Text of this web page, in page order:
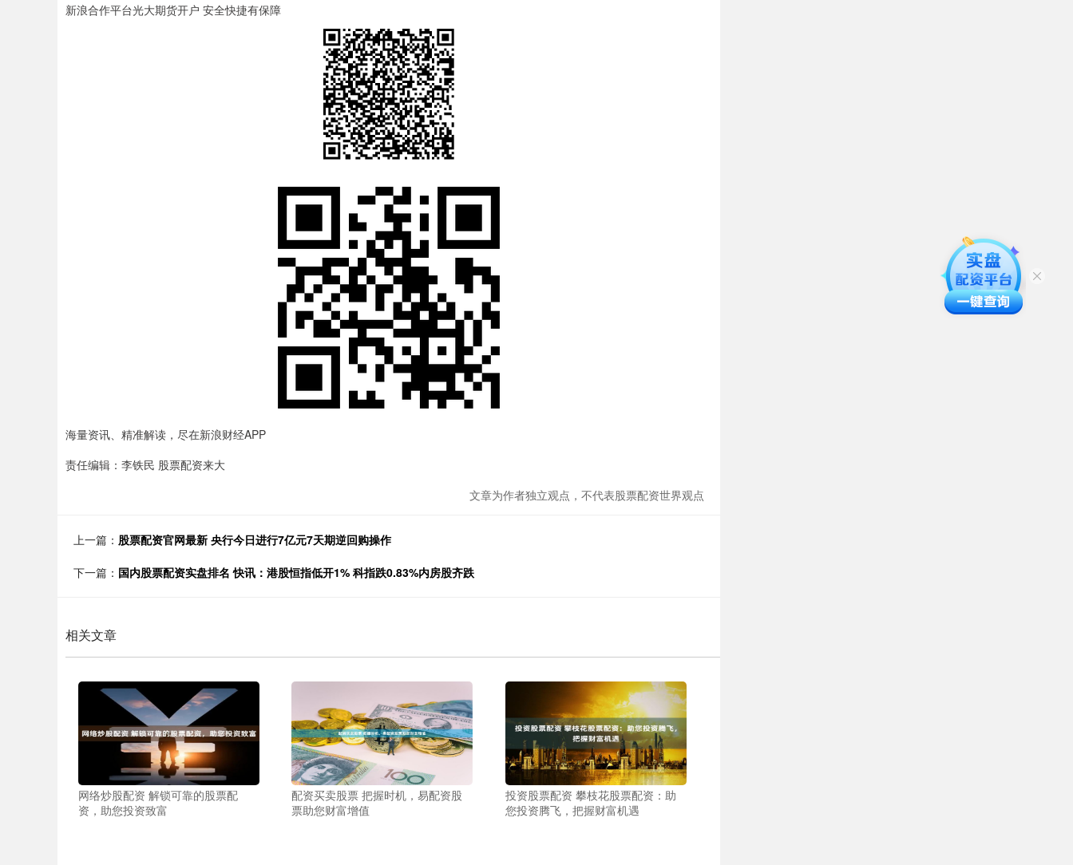
新浪合作平台光大期货开户 安全快捷有保障
海量资讯、精准解读，尽在新浪财经APP
责任编辑：李铁民 股票配资来大
文章为作者独立观点，不代表股票配资世界观点
上一篇： 股票配资官网最新 央行今日进行7亿元7天期逆回购操作
下一篇： 国内股票配资实盘排名 快讯：港股恒指低开1% 科指跌0.83%内房股齐跌
相关文章
网络炒股配资 解锁可靠的股票配
资，助您投资致富
配资买卖股票 把握时机，易配资股
票助您财富增值
投资股票配资 攀枝花股票配资：助
您投资腾飞，把握财富机遇